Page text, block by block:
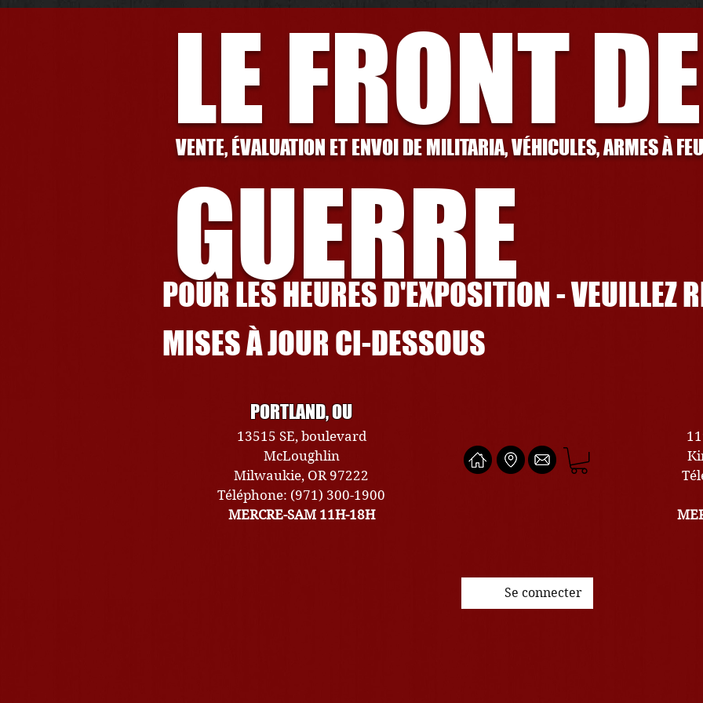
LE FRONT DE
GUERRE
VENTE, ÉVALUATION ET ENVOI DE MILITARIA, VÉHICULES, ARMES À
POUR LES HEURES D'EXPOSITION - VEUILLEZ
MISES À JOUR CI-DESSOUS
PORTLAND, OU
13515 SE, boulevard
McLoughlin
Milwaukie, OR 97222
Téléphone: (971) 300-1900
MERCRE-SAM 11H-18H
Se connecter